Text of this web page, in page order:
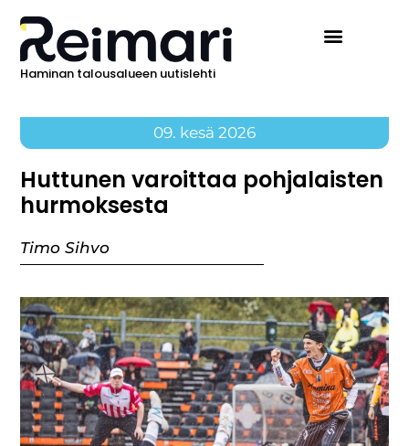
Haminan talousalueen uutislehti
09. kesä 2026
Huttunen varoittaa pohjalaisten
hurmoksesta
Timo Sihvo